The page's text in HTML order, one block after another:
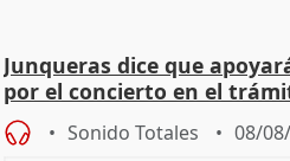
Junqueras dice que
por el concierto en el
Sonido Totales 08/